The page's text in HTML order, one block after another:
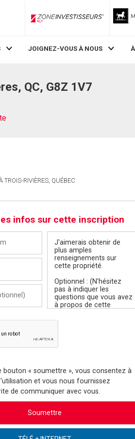
ZoneInvestisseurs RLP
JOIGNEZ-VOUS À NOUS
QC, G8Z 1V7
TROIS-RIVIÈRES, QUÉBEC
infos sur cette inscription
bouton « soumettre », vous consentez à
et vous nous fournissez
de communiquer avec vous.